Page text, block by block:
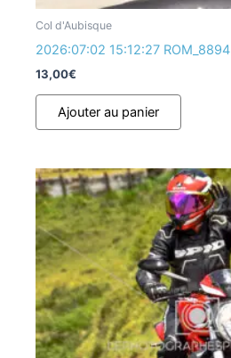
Col d'Aubisque
2026:07:02 15:12:27 ROM_8894
13,00€
Ajouter au panier